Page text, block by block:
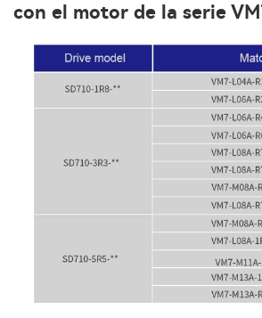
con el motor de la serie